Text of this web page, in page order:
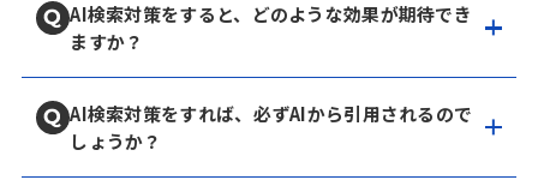
AI検索対策をすると、どのような効果が期待でき
ますか？
AI検索対策をすれば、必ずAIから引用されるので
しょうか？